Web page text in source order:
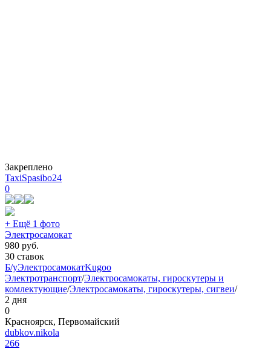
Закреплено
TaxiSpasibo24
0
+ Ещё 1 фото
Электросамокат
980 руб.
30 ставок
Б/уЭлектросамокатKugoo
Электротранспорт/Электросамокаты, гироскутеры и
комлектующие/Электросамокаты, гироскутеры, сигвеи/
2 дня
0
Красноярск, Первомайский
dubkov.nikola
266